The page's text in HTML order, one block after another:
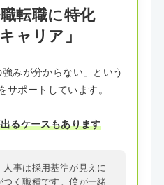
転職に特化
ャリア」
強みが分からない」という
サポートしています。
るケースもあります
事は採用基準が見えに
つく職種です。僕が一緒